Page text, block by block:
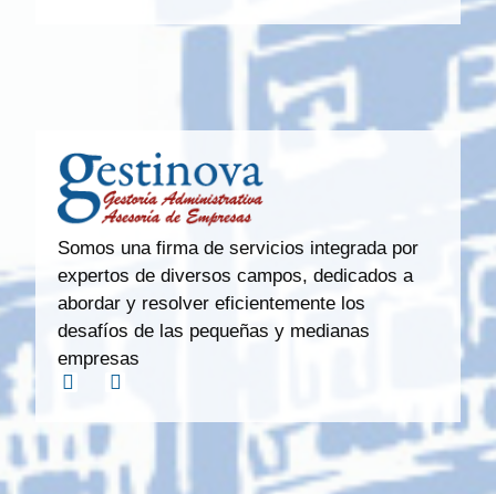
Somos una firma de servicios integrada por
expertos de diversos campos, dedicados a
abordar y resolver eficientemente los
desafíos de las pequeñas y medianas
empresas